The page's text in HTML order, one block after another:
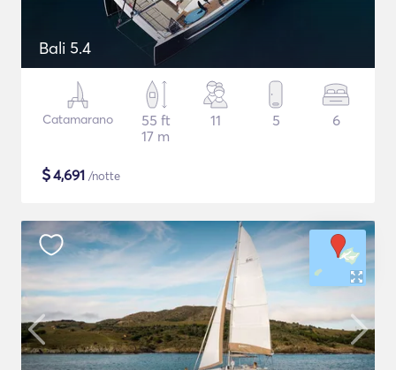
Bali 5.4
Catamarano
55 ft
17 m
11 5 6
$4,691 /notte